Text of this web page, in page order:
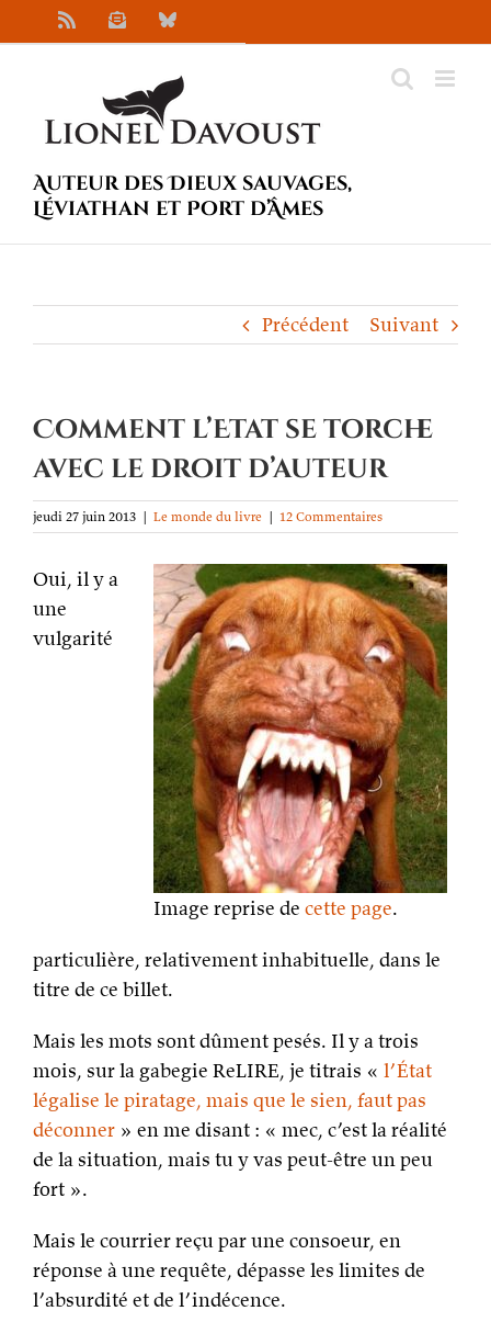
au
NewsletterBluesky
Auteur des Dieux sauvages,
Léviathan et Port d’Âmes
Précédent Suivant
Comment l’Etat se torche
avec le droit d’auteur
jeudi 27 juin 2013 | Le monde du livre | 12 Commentaires
Image reprise de cette page.
Oui, il y a
une
vulgarité
particulière, relativement inhabituelle, dans le
titre de ce billet.
Mais les mots sont dûment pesés. Il y a trois
mois, sur la gabegie ReLIRE, je titrais « l’État
légalise le piratage, mais que le sien, faut pas
déconner » en me disant : « mec, c’est la réalité
de la situation, mais tu y vas peut-être un peu
fort ».
Mais le courrier reçu par une consoeur, en
réponse à une requête, dépasse les limites de
l’absurdité et de l’indécence.